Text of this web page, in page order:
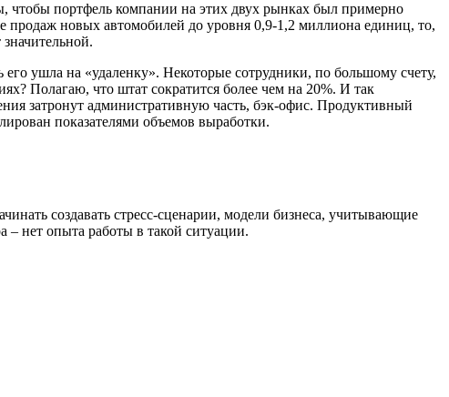
чтобы портфель компании на этих двух рынках был примерно
продаж новых автомобилей до уровня 0,9-1,2 миллиона единиц, то,
ушла на «удаленку». Некоторые сотрудники, по большому счету,
Полагаю, что штат сократится более чем на 20%. И так
затронут административную часть, бэк-офис. Продуктивный
показателями объемов выработки.
создавать стресс-сценарии, модели бизнеса, учитывающие
– нет опыта работы в такой ситуации.